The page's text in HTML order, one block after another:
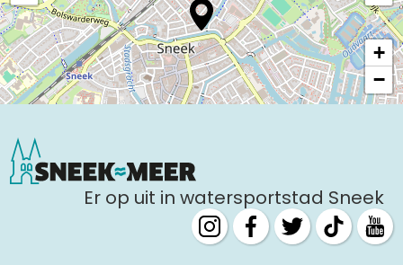
Citygame Escapegame Sneek
Webcams
De leukste routes
Interactieve plattegrond van Sneek
Bootverhuur
+
−
Er op uit in watersportstad Sneek